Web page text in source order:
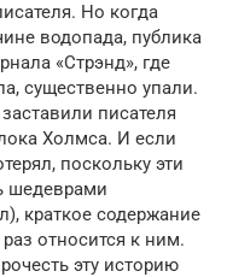
Но когда
водопада, публика
«Стрэнд», где
существенно упали.
писателя
Холмса. И если
поскольку эти
шедеврами
краткое содержание
относится к ним.
эту историю